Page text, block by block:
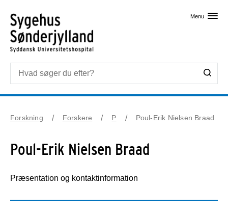
Menu
Forskning Forskere P Poul-Erik Nielsen Braad
Poul-Erik Nielsen Braad
Præsentation og kontaktinformation